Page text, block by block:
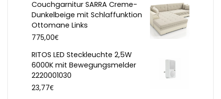
Couchgarnitur SARRA Creme-
Dunkelbeige mit Schlaffunktion
Ottomane Links
775,00€
RITOS LED Steckleuchte 2,5W
6000K mit Bewegungsmelder
2220001030
23,77€